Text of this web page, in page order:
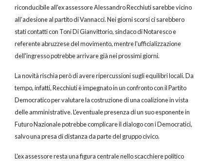
riconducibile all'ex assessore Alessandro Recchiuti sarebbe vicino
all'adesione al partito di Vannacci. Nei giorni scorsi ci sarebbero
stati contatti con Toni Di Gianvittorio, sindaco di Notaresco e
referente abruzzese del movimento, mentre l'ufficializzazione
dell'ingresso potrebbe arrivare già nei prossimi giorni.
La novità rischia però di avere ripercussioni sugli equilibri locali. Da
tempo, infatti, Recchiuti è impegnato in un confronto con il Partito
Democratico per valutare la costruzione di una coalizione in vista
delle amministrative. L'eventuale presenza di un suo esponente in
Futuro Nazionale potrebbe complicare il dialogo con i Democratici,
salvo una presa di distanza da parte del gruppo civico.
L'ex assessore resta una figura centrale nello scacchiere politico